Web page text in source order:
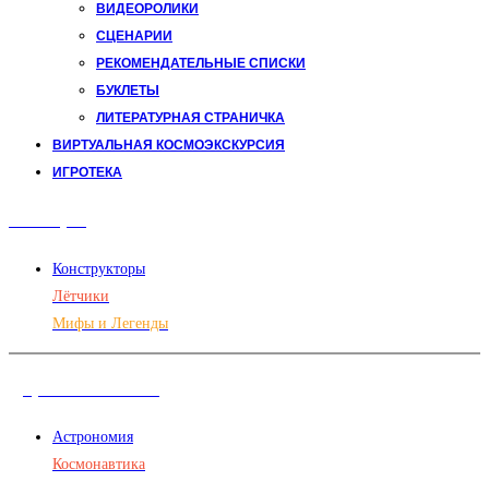
ВИДЕОРОЛИКИ
СЦЕНАРИИ
РЕКОМЕНДАТЕЛЬНЫЕ СПИСКИ
БУКЛЕТЫ
ЛИТЕРАТУРНАЯ СТРАНИЧКА
ВИРТУАЛЬНАЯ КОСМОЭКСКУРСИЯ
ИГРОТЕКА
Конструкторы
Лётчики
Мифы и Легенды
Астрономия
Космонавтика